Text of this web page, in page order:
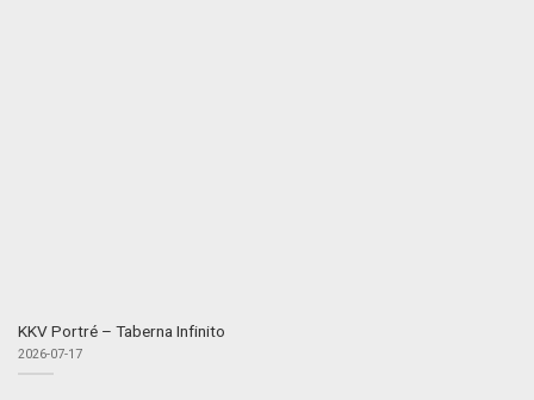
KKV Portré – Taberna Infinito
2026-07-17